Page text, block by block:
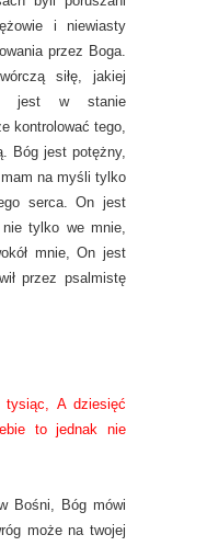
i niewiasty
przez Boga.
siłę, jakiej
jest w stanie
kontrolować tego,
Bóg jest potężny,
mam na myśli tylko
serca. On jest
tylko we mnie,
mnie, On jest
przez psalmistę
tysiąc, A dziesięć
to jednak nie
Bośni, Bóg mówi
może na twojej